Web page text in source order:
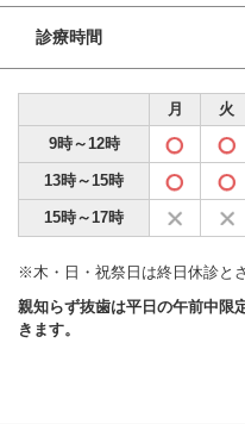
診療時間
月 火
9時～12時
13時～15時
15時～17時
※木・日・祝祭日は終日休診と
親知らず抜歯は平日の午前中限
きます。